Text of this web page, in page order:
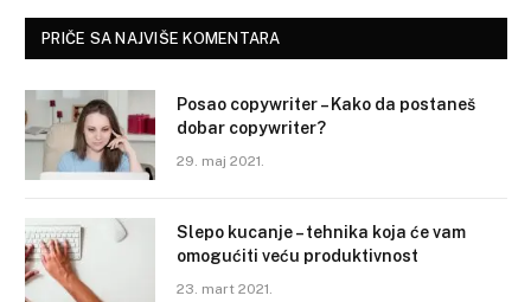
PRIČE SA NAJVIŠE KOMENTARA
Posao copywriter – Kako da postaneš
dobar copywriter?
29. maj 2021.
Slepo kucanje – tehnika koja će vam
omogućiti veću produktivnost
23. mart 2021.